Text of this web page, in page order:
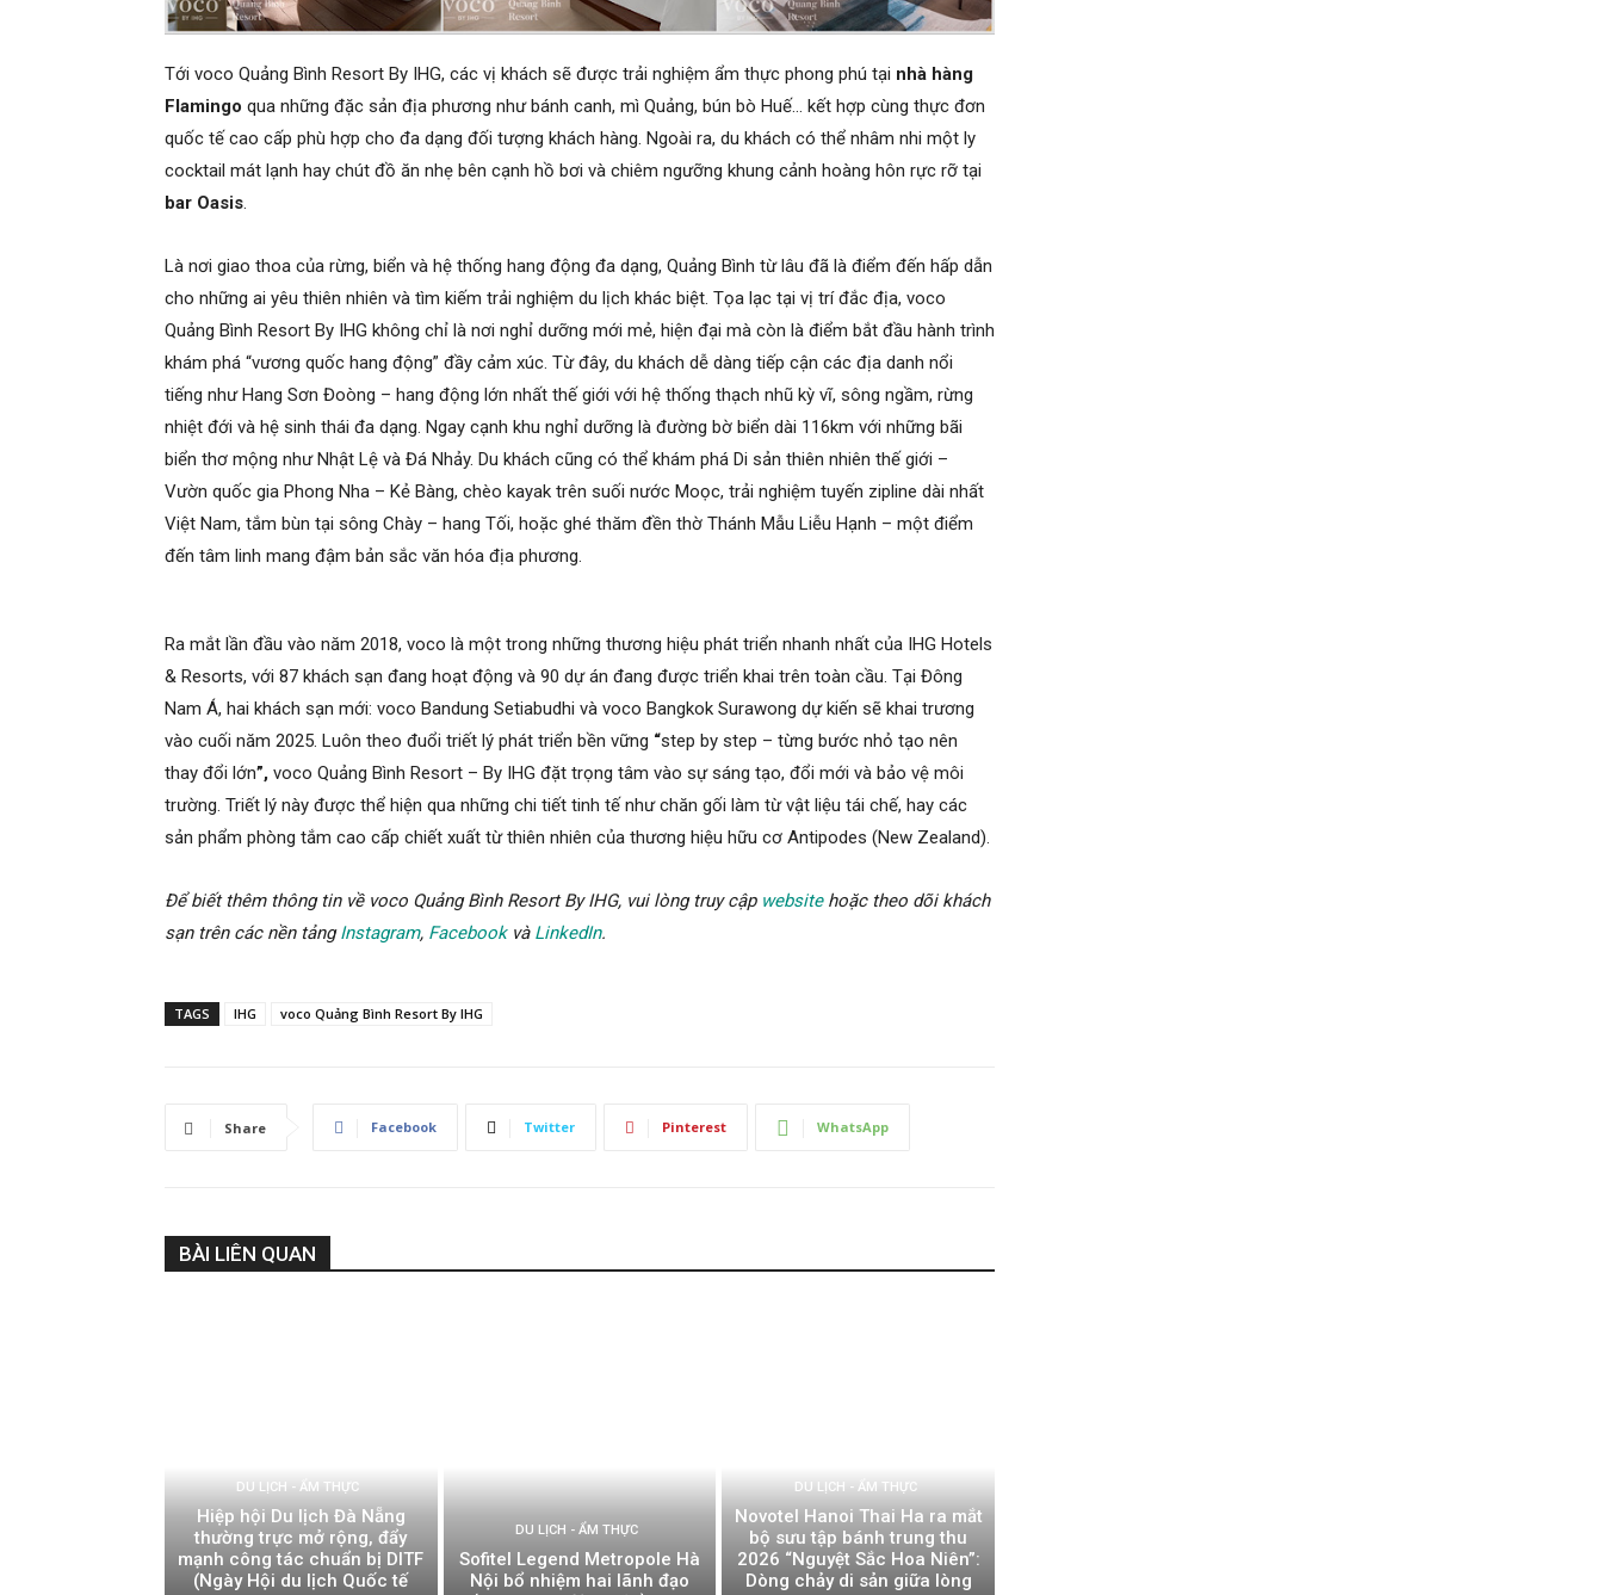
Tới voco Quảng Bình Resort By IHG, các vị khách sẽ được trải nghiệm ẩm thực phong phú tại nhà hàng
Flamingo qua những đặc sản địa phương như bánh canh, mì Quảng, bún bò Huế… kết hợp cùng thực đơn
quốc tế cao cấp phù hợp cho đa dạng đối tượng khách hàng. Ngoài ra, du khách có thể nhâm nhi một ly
cocktail mát lạnh hay chút đồ ăn nhẹ bên cạnh hồ bơi và chiêm ngưỡng khung cảnh hoàng hôn rực rỡ tại
bar Oasis.
Là nơi giao thoa của rừng, biển và hệ thống hang động đa dạng, Quảng Bình từ lâu đã là điểm đến hấp dẫn
cho những ai yêu thiên nhiên và tìm kiếm trải nghiệm du lịch khác biệt. Tọa lạc tại vị trí đắc địa, voco
Quảng Bình Resort By IHG không chỉ là nơi nghỉ dưỡng mới mẻ, hiện đại mà còn là điểm bắt đầu hành trình
khám phá “vương quốc hang động” đầy cảm xúc. Từ đây, du khách dễ dàng tiếp cận các địa danh nổi
tiếng như Hang Sơn Đoòng – hang động lớn nhất thế giới với hệ thống thạch nhũ kỳ vĩ, sông ngầm, rừng
nhiệt đới và hệ sinh thái đa dạng. Ngay cạnh khu nghỉ dưỡng là đường bờ biển dài 116km với những bãi
biển thơ mộng như Nhật Lệ và Đá Nhảy. Du khách cũng có thể khám phá Di sản thiên nhiên thế giới –
Vườn quốc gia Phong Nha – Kẻ Bàng, chèo kayak trên suối nước Moọc, trải nghiệm tuyến zipline dài nhất
Việt Nam, tắm bùn tại sông Chày – hang Tối, hoặc ghé thăm đền thờ Thánh Mẫu Liễu Hạnh – một điểm
đến tâm linh mang đậm bản sắc văn hóa địa phương.
Ra mắt lần đầu vào năm 2018, voco là một trong những thương hiệu phát triển nhanh nhất của IHG Hotels
& Resorts, với 87 khách sạn đang hoạt động và 90 dự án đang được triển khai trên toàn cầu. Tại Đông
Nam Á, hai khách sạn mới: voco Bandung Setiabudhi và voco Bangkok Surawong dự kiến sẽ khai trương
vào cuối năm 2025. Luôn theo đuổi triết lý phát triển bền vững “step by step – từng bước nhỏ tạo nên
thay đổi lớn”, voco Quảng Bình Resort – By IHG đặt trọng tâm vào sự sáng tạo, đổi mới và bảo vệ môi
trường. Triết lý này được thể hiện qua những chi tiết tinh tế như chăn gối làm từ vật liệu tái chế, hay các
sản phẩm phòng tắm cao cấp chiết xuất từ thiên nhiên của thương hiệu hữu cơ Antipodes (New Zealand).
Để biết thêm thông tin về voco Quảng Bình Resort By IHG, vui lòng truy cập website hoặc theo dõi khách
sạn trên các nền tảngInstagram, Facebook và LinkedIn.
TAGS IHG voco Quảng Bình Resort By IHG
Share Facebook Twitter Pinterest WhatsApp
BÀI LIÊN QUAN
DU LỊCH - ẨM THỰC
Hiệp hội Du lịch Đà Nẵng
thường trực mở rộng, đẩy
mạnh công tác chuẩn bị DITF
(Ngày Hội du lịch Quốc tế
DU LỊCH - ẨM THỰC
Sofitel Legend Metropole Hà
Nội bổ nhiệm hai lãnh đạo
DU LỊCH - ẨM THỰC
Novotel Hanoi Thai Ha ra mắt
bộ sưu tập bánh trung thu
2026 “Nguyệt Sắc Hoa Niên”:
Dòng chảy di sản giữa lòng